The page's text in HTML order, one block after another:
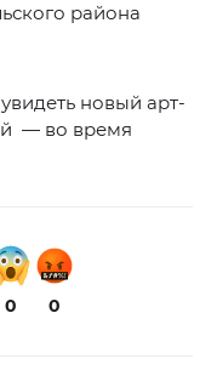
района
новый арт-
— во время
0 0